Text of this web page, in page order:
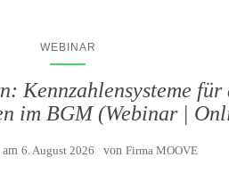
WEBINAR
Kennzahlensysteme für
im BGM (Webinar |
6. August 2026 von Firma MOOVE